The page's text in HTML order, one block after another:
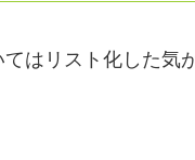
はリスト化した気